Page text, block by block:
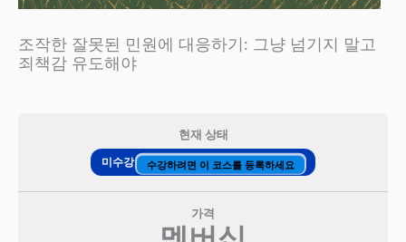
조작한 잘못된 민원에 대응하기: 그냥 넘기지 말고
죄책감 유도해야
현재 상태
미수강 수강하려면 이 코스를 등록하세요
가격